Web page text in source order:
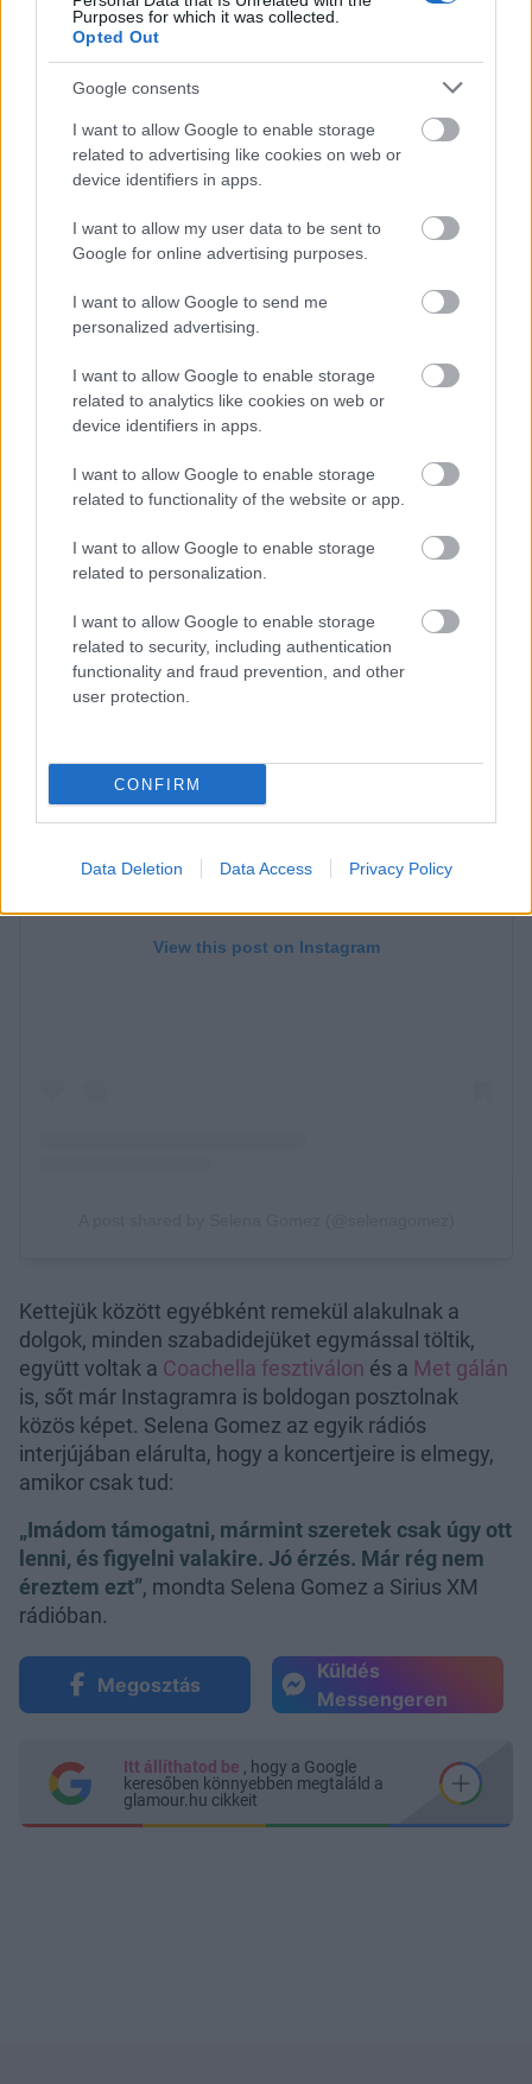
Purposes for which it was collected.
Opted Out
Google consents
I want to allow Google to enable storage
related to advertising like cookies on web or
device identifiers in apps.
I want to allow my user data to be sent to
Google for online advertising purposes.
I want to allow Google to send me
personalized advertising.
I want to allow Google to enable storage
related to analytics like cookies on web or
device identifiers in apps.
I want to allow Google to enable storage
related to functionality of the website or app.
I want to allow Google to enable storage
related to personalization.
I want to allow Google to enable storage
related to security, including authentication
functionality and fraud prevention, and other
user protection.
CONFIRM
Data Deletion Data Access Privacy Policy
Selena Gomez melle
Profimedia
Ráadásul ez a szett olyannyira tetszett kedvesének,
hogy még fotókat is készített róla, amit Selena
boldogan meg is osztott Instagramon The
hogy a kamera mögött nem más állhatott, mint az
énekes.
Kettejük között egyébként remekül alakulnak a
dolgok, minden szabadidejüket egymással töltik,
együtt voltak a Coachella fesztiválon és a Met gálán
is, sőt már Instagramra is boldogan posztolnak
közös képet. Selena Gomez az egyik rádiós
interjújában elárulta, hogy a koncertjeire is elmegy,
amikor csak tud:
„Imádom támogatni, mármint szeretek csak úgy ott
lenni, és figyelni valakire. Jó érzés. Már rég nem
éreztem ezt”, mondta Selena Gomez a Sirius XM
rádióban.
Megosztás
Küldés
Messengeren
Itt állíthatod be , hogy a Google
keresőben könnyebben megtaláld a
glamour.hu cikkeit